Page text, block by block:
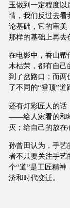
玉做到一定程度
情，我们反过去看
论基础，它的审美
那样的基础上再去
在电影中，香山帮
木枯荣，都有自己
到了岔路口；而两
了不同的“登顶”道
还有灯彩匠人的话
——给人家看的和
灭；给自己的放在
孙曾田认为，手艺
者不只要关注手艺
个“道”是工匠精
济和时代变迁。